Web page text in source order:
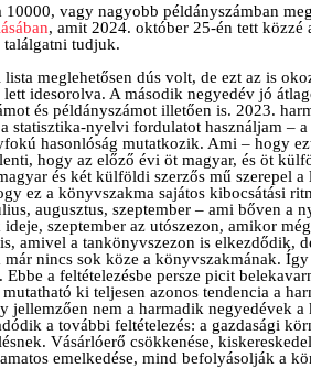
vagy nagyobb példányszámban
, amit 2024. október 25-én tett
tudjuk.
meglehetősen dús volt, de ezt az is
idesorolva. A második negyedév jó
és példányszámot illetően is. 2023.
statisztika-nyelvi fordulatot használjam –
hasonlóság mutatkozik. Ami – hogy
hogy az előző évi öt magyar, és öt
és két külföldi szerzős mű szerepel
ez a könyvszakma sajátos kibocsátási
augusztus, szeptember – ami bőven a
ideje, szeptember az utószezon, amikor
amivel a tankönyvszezon is elkezdődik,
már nincs sok köze a könyvszakmának.
Ebbe a feltételezésbe persze picit
ki teljesen azonos tendencia a
jellemzően nem a harmadik negyedévek
a további feltételezés: a gazdasági
Vásárlóerő csökkenése,
emelkedése, mind befolyásolják a